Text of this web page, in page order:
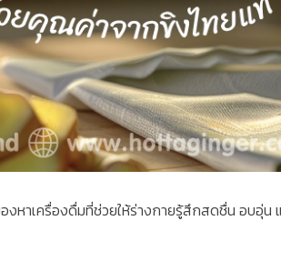
งหาเครื่องดื่มที่ช่วยให้ร่างกายรู้สึกสดชื่น อบอุ่น